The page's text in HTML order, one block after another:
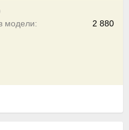
2 880
модели: